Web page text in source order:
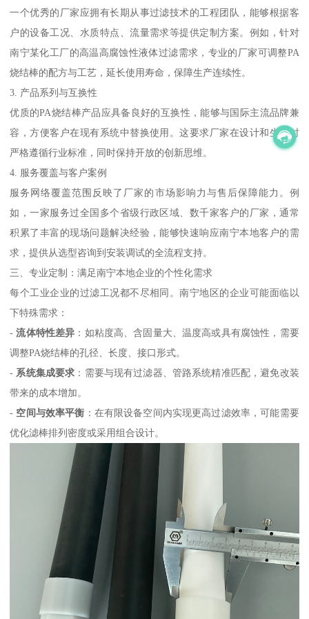
一个优秀的厂家应拥有长期从事过滤技术的工程团队，能够根据客
户的设备工况、水质特点、流量需求等提供定制方案。例如，针对
南宁某化工厂的高温高腐蚀性液体过滤需求，专业的厂家可调整PA
烧结棒的配方与工艺，延长使用寿命，保障生产连续性。
3. 产品系列与互换性
优质的PA烧结棒产品应具备良好的互换性，能够与国际主流品牌兼
容，方便客户在现有系统中替换使用。这要求厂家在设计和生产时
严格遵循行业标准，同时保持开放的创新思维。
4. 服务覆盖与客户案例
服务网络覆盖范围反映了厂家的市场影响力与售后保障能力。例
如，一家服务过全国多个省级行政区域、数千家客户的厂家，通常
积累了丰富的现场问题解决经验，能够快速响应南宁本地客户的需
求，提供从选型咨询到安装调试的全流程支持。
三、专业定制：满足南宁本地企业的个性化需求
每个工业企业的过滤工况都不尽相同。南宁地区的企业可能面临以
下特殊需求：
-流体特性差异 ：如粘度高、含固量大、温度高或具有腐蚀性，需要
调整PA烧结棒的孔径、长度、接口形式。
-系统集成要求 ：需要与现有过滤器、管路系统精准匹配，避免改装
带来的成本增加。
- 空间与效率平衡 ：在有限设备空间内实现更高过滤效率，可能需要
优化滤棒排列密度或采用组合设计。